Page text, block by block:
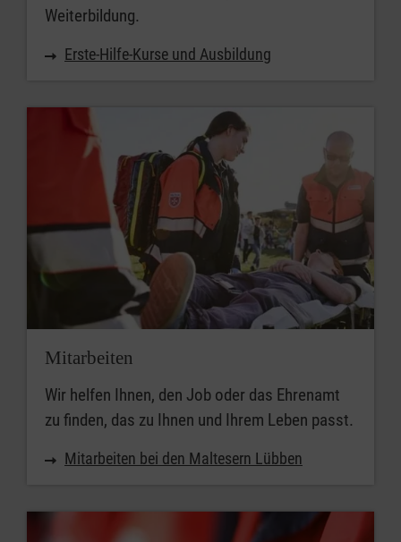
Weiterbildung.
Erste-Hilfe-Kurse und Ausbildung
Mitarbeiten
Wir helfen Ihnen, den Job oder das Ehrenamt
zu finden, das zu Ihnen und Ihrem Leben passt.
Mitarbeiten bei den Maltesern Lübben